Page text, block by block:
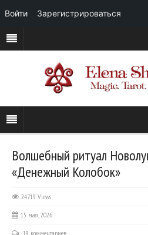
Волшебный ритуал
«Денежный Колобок»
24719 Views
15 мая, 2026
19 комментариев
Войти Зарегистрироваться